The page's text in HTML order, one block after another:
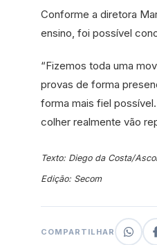
Conforme a diretora
ensino, foi possível
“Fizemos toda uma
provas de forma
forma mais fiel
colher realmente vão
Texto: Diego da Costa/
Edição: Secom
COMPARTILHAR